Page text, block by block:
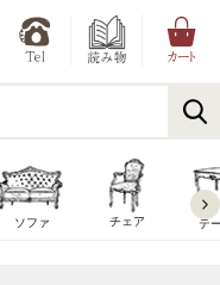
ソファ チェア テ